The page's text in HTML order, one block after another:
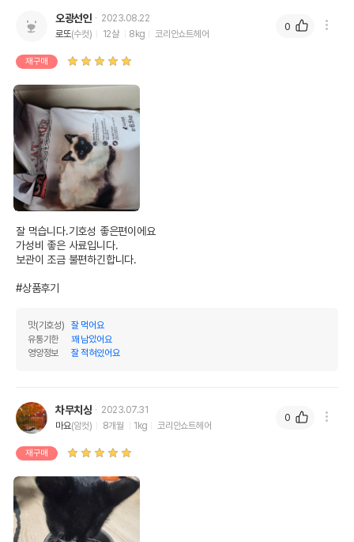
오광선인
2023.08.22
로또(수컷) 12살 8kg 코리안쇼트헤어
재구매
잘 먹습니다.기호성 좋은편이에요
가성비 좋은 사료입니다.
보관이 조금 불편하긴합니다.
#상품후기
맛(기호성)
잘 먹어요
유통기한
꽤 남았어요
영양정보
잘 적혀있어요
0
차무치상
2023.07.31
마요(암컷) 8개월 1kg 코리안쇼트헤어
재구매
0